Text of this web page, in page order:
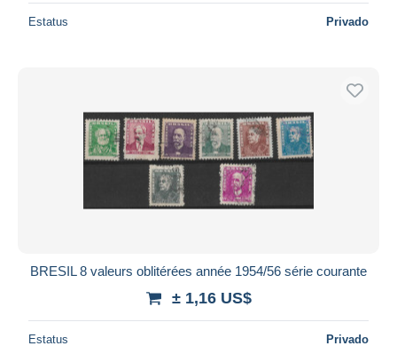
Estatus Privado
BRESIL 8 valeurs oblitérées année 1954/56 série courante
± 1,16 US$
Estatus Privado